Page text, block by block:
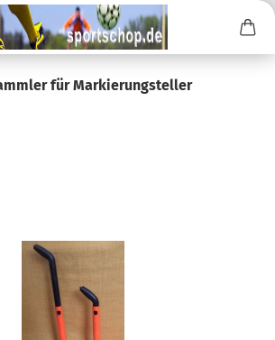
für Markierungsteller